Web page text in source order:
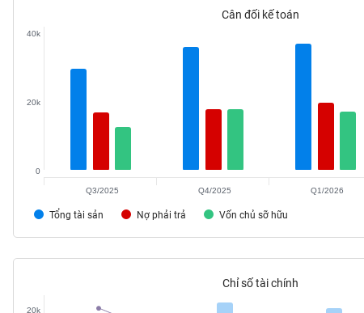
Cân đối kế toán
Tổng tài sản Nợ phải trả Vốn chủ sỡ hữu
0
20k
40k
Q3/2025 Q4/2025 Q1/2026
Chỉ số tài chính
20k
TIÊU
TIÊU
THIẾT
CHĂM